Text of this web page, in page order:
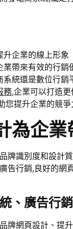
升企業的線上形象
業帶來有效的行銷
統還是數位行
務,企業可以打造
您提升企業的競爭
為企
牌識別度和設計
告行銷,良好的網
、廣告行
牌網頁設計、提